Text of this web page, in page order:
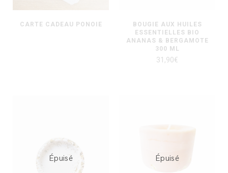
CARTE CADEAU PONOIE
BOUGIE AUX HUILES
ESSENTIELLES BIO
ANANAS & BERGAMOTE
300 ML
31,90€
Épuisé Épuisé